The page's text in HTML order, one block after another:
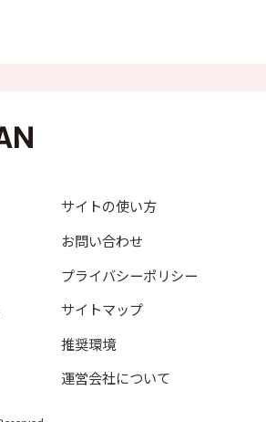
の個人情報開示
企業への個人情報開示
絡等の管理
育機関からの情報発信、教材および資料の
サイトの使い方
お問い合わせ
プライバシーポリシー
サイトマップ
推奨環境
運営会社について